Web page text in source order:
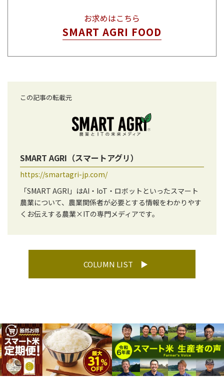
お求めはこちら
SMART AGRI FOOD
この記事の転載元
SMART AGRI（スマートアグリ）
https://smartagri-jp.com/
「SMART AGRI」はAI・IoT・ロボットといったスマート
農業について、農業関係者が必要とする情報をわかりやす
くお伝えする農業×ITの専門メディアです。
COLUMN LIST